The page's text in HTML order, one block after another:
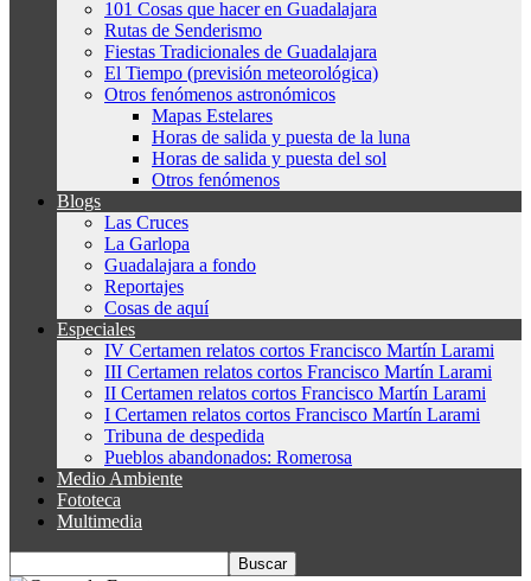
101 Cosas que hacer en Guadalajara
Rutas de Senderismo
Fiestas Tradicionales de Guadalajara
El Tiempo (previsión meteorológica)
Otros fenómenos astronómicos
Mapas Estelares
Horas de salida y puesta de la luna
Horas de salida y puesta del sol
Otros fenómenos
Blogs
Las Cruces
La Garlopa
Guadalajara a fondo
Reportajes
Cosas de aquí
Especiales
IV Certamen relatos cortos Francisco Martín Larami
III Certamen relatos cortos Francisco Martín Larami
II Certamen relatos cortos Francisco Martín Larami
I Certamen relatos cortos Francisco Martín Larami
Tribuna de despedida
Pueblos abandonados: Romerosa
Medio Ambiente
Fototeca
Multimedia